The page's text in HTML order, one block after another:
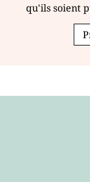
qu'ils soient